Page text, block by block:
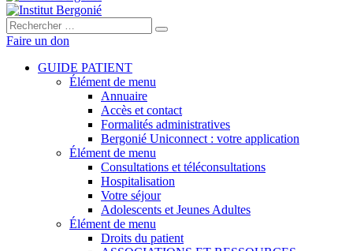
Rechercher :
Faire un don
GUIDE PATIENT
Élément de menu
Annuaire
Accès et contact
Formalités administratives
Bergonié Uniconnect : votre application
Élément de menu
Consultations et téléconsultations
Hospitalisation
Votre séjour
Adolescents et Jeunes Adultes
Élément de menu
Droits du patient